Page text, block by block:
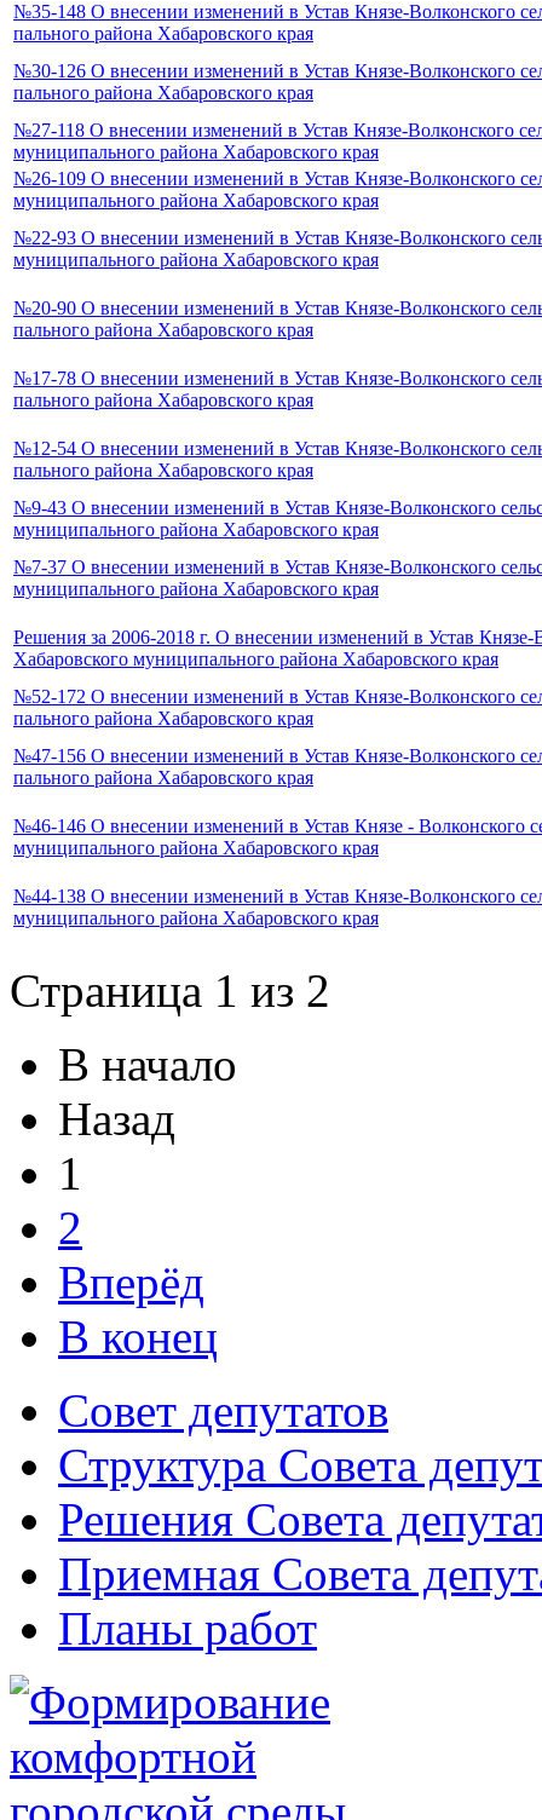
№35-148 О внесении изменений в Устав Князе-Волконского
пального района Хабаровского края
№30-126 О внесении изменений в Устав Князе-Волконского
пального района Хабаровского края
№27-118 О внесении изменений в Устав Князе-Волконского
муниципального района Хабаровского края
№26-109 О внесении изменений в Устав Князе-Волконского
муниципального района Хабаровского края
№22-93 О внесении изменений в Устав Князе-Волконского
муниципального района Хабаровского края
№20-90 О внесении изменений в Устав Князе-Волконского
пального района Хабаровского края
№17-78 О внесении изменений в Устав Князе-Волконского
пального района Хабаровского края
№12-54 О внесении изменений в Устав Князе-Волконского
пального района Хабаровского края
№9-43 О внесении изменений в Устав Князе-Волконского
муниципального района Хабаровского края
№7-37 О внесении изменений в Устав Князе-Волконского
муниципального района Хабаровского края
Решения за 2006-2018 г. О внесении изменений в Устав Князе-
Хабаровского муниципального района Хабаровского края
№52-172 О внесении изменений в Устав Князе-Волконского
пального района Хабаровского края
№47-156 О внесении изменений в Устав Князе-Волконского
пального района Хабаровского края
№46-146 О внесении изменений в Устав Князе - Волконского
муниципального района Хабаровского края
№44-138 О внесении изменений в Устав Князе-Волконского
муниципального района Хабаровского края
Страница 1 из 2
В начало
Назад
1
2
Вперёд
В конец
Совет депутатов
Структура Совета
Решения Совета
Приемная Совета
Планы работ